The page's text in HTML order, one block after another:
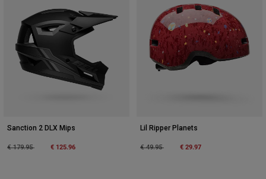
Sanction 2 DLX Mips
Price reduced from
€ 179.95to € 125.96
Lil Ripper Planets
Price reduced from
€ 49.95to € 29.97